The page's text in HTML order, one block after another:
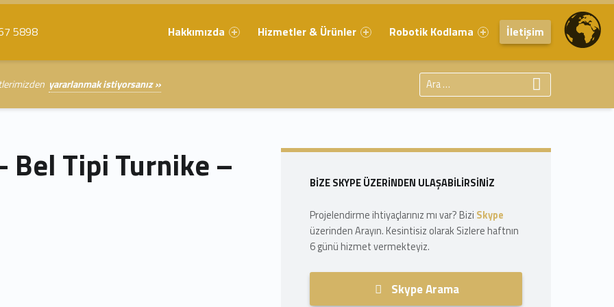
5898
Hakkımızda Hizmetler & Ürünler Robotik Kodlama İletişim
yararlanmak istiyorsanız »
Bel Tipi Turnike – Sidebar
BIZE SKYPE ÜZERINDEN ULAŞABILIRSINIZ
Projelendirme ihtiyaçlarınız mı var? Bizi Skype
üzerinden Arayın. Kesintisiz olarak Sizlere haftnın
6 günü hizmet vermekteyiz.
Skype Arama